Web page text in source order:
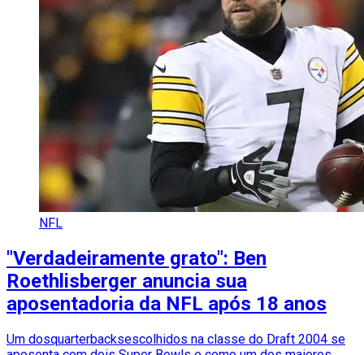
NFL
"Verdadeiramente grato": Ben
Roethlisberger anuncia sua
aposentadoria da NFL após 18 anos
Um dosquarterbacksescolhidos na classe do Draft 2004 se